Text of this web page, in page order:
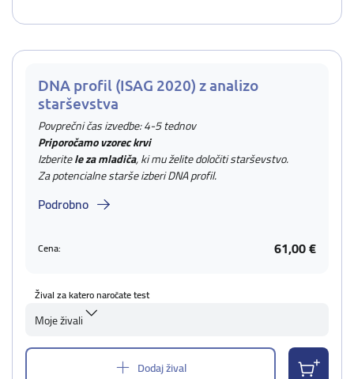
DNA profil (ISAG 2020) z analizo
starševstva
Povprečni čas izvedbe: 4-5 tednov
Priporočamo vzorec krvi
Izberitele za mladiča, ki mu želite določiti starševstvo.
Za potencialne starše izberi DNA profil.
Podrobno
Cena: 61,00 €
Žival za katero naročate test
Moje živali
Dodaj žival